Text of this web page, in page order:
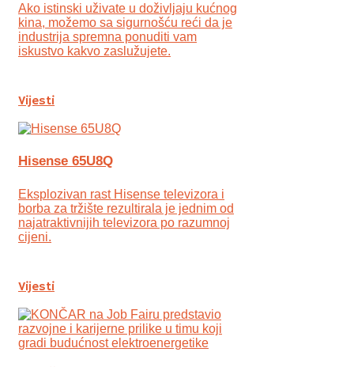
Ako istinski uživate u doživljaju kućnog
kina, možemo sa sigurnošću reći da je
industrija spremna ponuditi vam
iskustvo kakvo zaslužujete.
Vijesti
Hisense 65U8Q
Eksplozivan rast Hisense televizora i
borba za tržište rezultirala je jednim od
najatraktivnijih televizora po razumnoj
cijeni.
Vijesti